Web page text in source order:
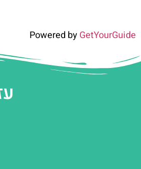
Powered byGetYourGuide